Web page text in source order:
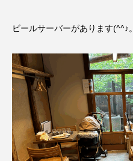
ビールサーバーがあります(^^♪。